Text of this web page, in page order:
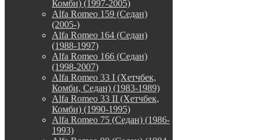
Комби) (1997-2005)
Alfa Romeo 159 (Седан)
(2005-)
Alfa Romeo 164 (Седан)
(1988-1997)
Alfa Romeo 166 (Седан)
(1998-2007)
Alfa Romeo 33 I (Хетчбек,
Комби, Седан) (1983-1989)
Alfa Romeo 33 II (Хетчбек,
Комби) (1990-1995)
Alfa Romeo 75 (Седан) (1986-
1993)